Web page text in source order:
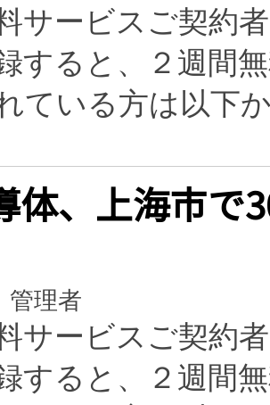
サービスご契約
すると、２週間
ている方は以下
体、上海市で
管理者
サービスご契約
すると、２週間